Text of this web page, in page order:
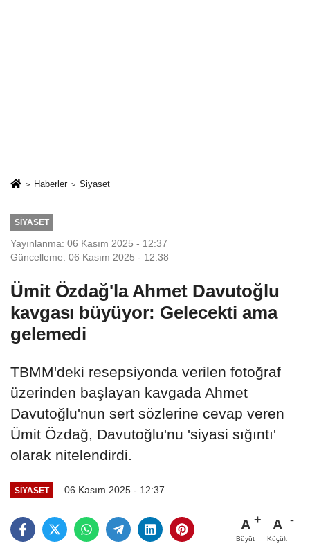
Haberler Siyaset
SIYASET
Yayınlanma: 06 Kasım 2025 - 12:37
Güncelleme: 06 Kasım 2025 - 12:38
Ümit Özdağ'la Ahmet Davutoğlu
kavgası büyüyor: Gelecekti ama
gelemedi
TBMM'deki resepsiyonda verilen fotoğraf
üzerinden başlayan kavgada Ahmet
Davutoğlu'nun sert sözlerine cevap veren
Ümit Özdağ, Davutoğlu'nu 'siyasi sığıntı'
olarak nitelendirdi.
SIYASET 06 Kasım 2025 - 12:37
A
Büyüt
A
Küçült